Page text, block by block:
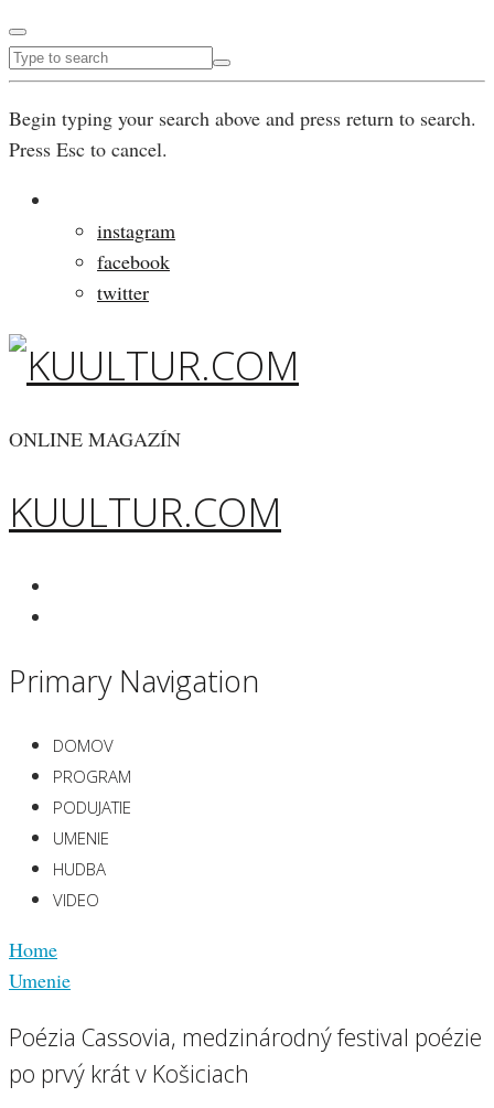
Begin typing your search above and press return to search.
Press Esc to cancel.
instagram
facebook
twitter
ONLINE MAGAZÍN
KUULTUR.COM
Primary Navigation
DOMOV
PROGRAM
PODUJATIE
UMENIE
HUDBA
VIDEO
Home
Umenie
Poézia Cassovia, medzinárodný festival poézie
po prvý krát v Košiciach